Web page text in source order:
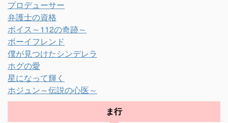
プロデューサー
弁護士の資格
ボイス～112の奇跡～
ボーイフレンド
僕が見つけたシンデレラ
ホグの愛
星になって輝く
ホジュン～伝説の心医～
ま行